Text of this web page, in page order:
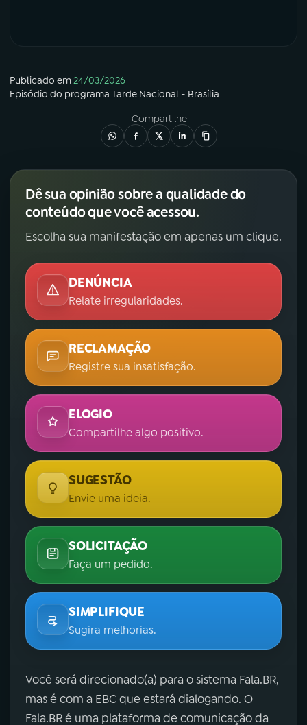
Publicado em24/03/2026
Episódio do programa Tarde Nacional - Brasília
Compartilhe
Dê sua opinião sobre a qualidade do
conteúdo que você acessou.
Escolha sua manifestação em apenas um clique.
DENÚNCIA
Relate irregularidades.
RECLAMAÇÃO
Registre sua insatisfação.
ELOGIO
Compartilhe algo positivo.
SUGESTÃO
Envie uma ideia.
SOLICITAÇÃO
Faça um pedido.
SIMPLIFIQUE
Sugira melhorias.
Você será direcionado(a) para o sistema Fala.BR,
mas é com a EBC que estará dialogando. O
Fala.BR é uma plataforma de comunicação da